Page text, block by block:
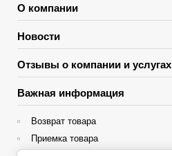
О компании
Новости
Отзывы о компании и услугах
Важная информация
Возврат товара
Приемка товара